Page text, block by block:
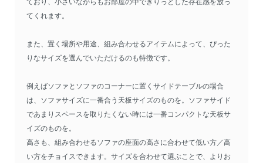
ており、小さいながらもお部屋の中できりっとした存在感を放っ
てくれます。
また、置く場所や用途、組み合わせるアイテムによって、ぴった
りなサイズを選んでいただけるのも特徴です。
例えばソファとソファのコーナーに置くサイドテーブルの場合
は、ソファサイズに一番合う天板サイズのものを。ソファサイド
であまりスペースを取りたくない時には一番コンパクトな天板サ
イズのものを。
高さも、組み合わせるソファの座面の高さに合わせて低い方／高
い方をチョイスできます。サイズを合わせて選ぶことで、よりお